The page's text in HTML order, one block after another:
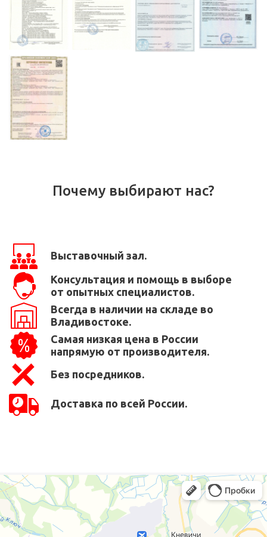
Почему выбирают нас?
Выставочный зал.
Консультация и помощь в выборе
от опытных специалистов.
Всегда в наличии на складе во
Владивостоке.
Самая низкая цена в России
напрямую от производителя.
Без посредников.
Доставка по всей России.